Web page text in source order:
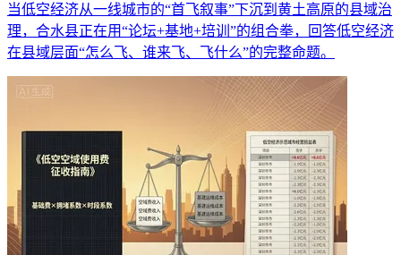
当低空经济从一线城市的“首飞叙事”下沉到黄土高原的县域治
理，合水县正在用“论坛+基地+培训”的组合拳，回答低空经济
在县域层面“怎么飞、谁来飞、飞什么”的完整命题。